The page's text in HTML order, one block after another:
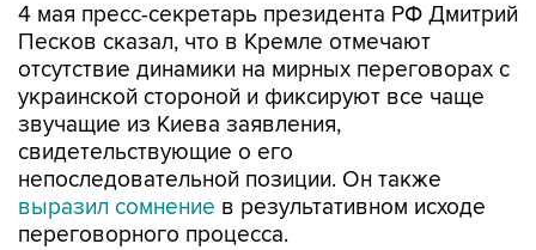
4 мая пресс-секретарь президента РФ Дмитрий
Песков сказал, что в Кремле отмечают
отсутствие динамики на мирных переговорах с
украинской стороной и фиксируют все чаще
звучащие из Киева заявления,
свидетельствующие о его
непоследовательной позиции. Он также
выразил сомнение в результативном исходе
переговорного процесса.